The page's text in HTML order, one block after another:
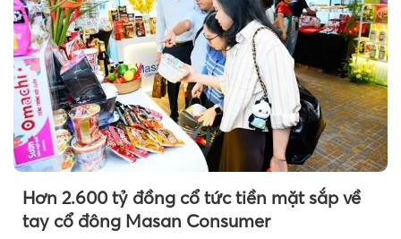
Hơn 2.600 tỷ đồng cổ tức tiền mặt sắp về
tay cổ đông Masan Consumer